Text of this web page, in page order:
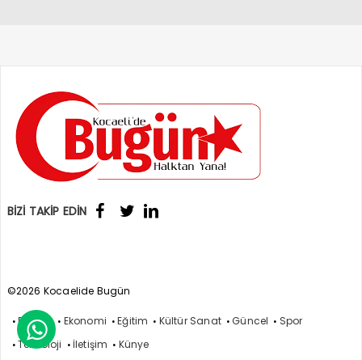
BİZİ TAKİP EDİN
©2026 Kocaelide Bugün
Politika Ekonomi Eğitim Kültür Sanat Güncel
Spor
Teknoloji
İletişim Künye
